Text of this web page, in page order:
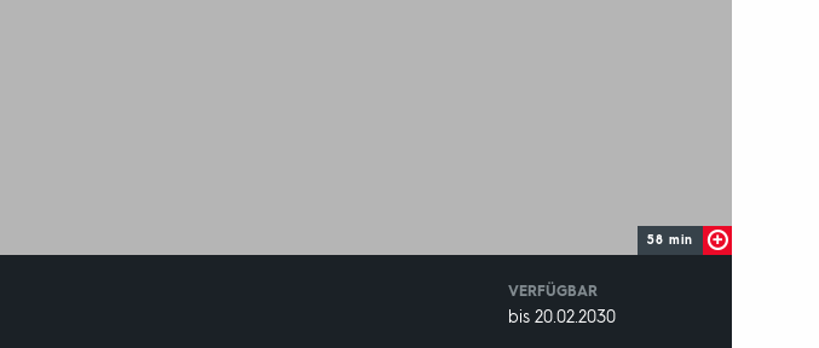
58 min
VERFÜGBAR
weltweit
VERFÜGBAR
bis 20.02.2030